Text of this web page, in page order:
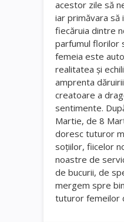
acestor zile să
iar primăvara să
fiecăruia dintre
parfumul florilor
femeia este
realitatea şi
amprenta
creatoare a
sentimente.
Martie, de 8
doresc tuturor
soţiilor, fiicelor
noastre de
de bucurii, de
mergem spre
tuturor femeilor